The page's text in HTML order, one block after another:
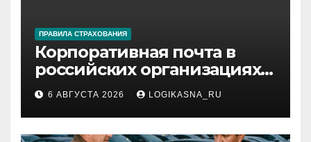
ПРАВИЛА СТРАХОВАНИЯ
Корпоративная почта в
российских организациях:
инфраструктура,
протоколы и безопасность
6 АВГУСТА 2026 LOGIKASNA_RU